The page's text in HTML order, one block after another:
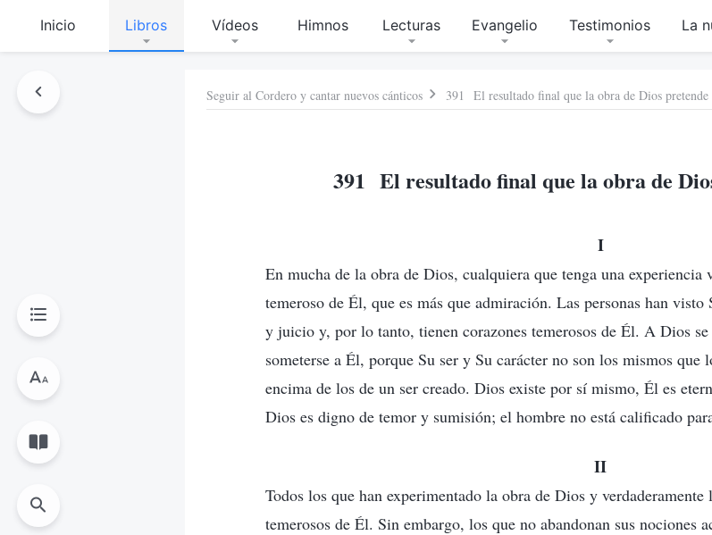
Inicio Libros Vídeos Himnos Lecturas Evangelio Testimonios La
Seguir al Cordero y cantar nuevos cánticos 391 El resultado final que la obra de Dios
391 El resultado final que la obra de
I
En mucha de la obra de Dios, cualquiera que tenga una experiencia
temeroso de Él, que es más que admiración. Las personas han
y juicio y, por lo tanto, tienen corazones temerosos de Él. A Dios
someterse a Él, porque Su ser y Su carácter no son los mismos que
encima de los de un ser creado. Dios existe por sí mismo, Él es
Dios es digno de temor y sumisión; el hombre no está calificado
II
Todos los que han experimentado la obra de Dios y
temerosos de Él. Sin embargo, los que no abandonan sus nociones